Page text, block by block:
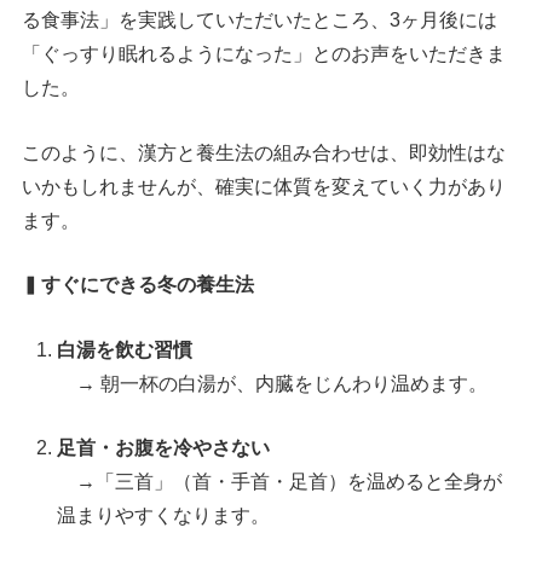
る食事法」を実践していただいたところ、3ヶ月後には
「ぐっすり眠れるようになった」とのお声をいただきま
した。
このように、漢方と養生法の組み合わせは、即効性はな
いかもしれませんが、確実に体質を変えていく力があり
ます。
▍すぐにできる冬の養生法
白湯を飲む習慣
→ 朝一杯の白湯が、内臓をじんわり温めます。
足首・お腹を冷やさない
→「三首」（首・手首・足首）を温めると全身が
温まりやすくなります。